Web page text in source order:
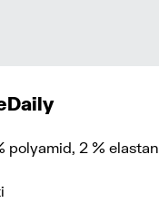
polyamid, 2 % elastan